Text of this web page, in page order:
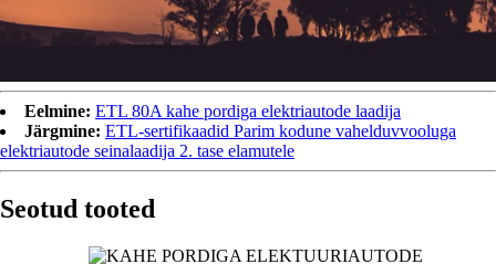
Eelmine: ETL 80A kahe pordiga elektriautode laadija
Järgmine: ETL-sertifikaadid Parim kodune vahelduvvooluga
elektriautode seinalaadija 2. tase elamutele
Seotud tooted